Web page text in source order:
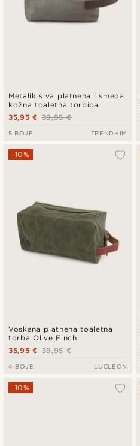
Metalik siva platnena i smeđa
kožna toaletna torbica
39,95 €
35,95 €
5 BOJE TRENDHIM
Voskana platnena toaletna
torba Olive Finch
-10%
39,95 €
35,95 €
4 BOJE LUCLEON
-10%